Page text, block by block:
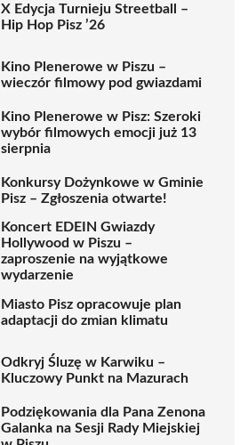
X Edycja Turnieju Streetball –
Hip Hop Pisz ’26
Kino Plenerowe w Piszu –
wieczór filmowy pod gwiazdami
Kino Plenerowe w Pisz: Szeroki
wybór filmowych emocji już 13
sierpnia
Konkursy Dożynkowe w Gminie
Pisz – Zgłoszenia otwarte!
Koncert EDEIN Gwiazdy
Hollywood w Piszu –
zaproszenie na wyjątkowe
wydarzenie
Miasto Pisz opracowuje plan
adaptacji do zmian klimatu
Odkryj Śluzę w Karwiku –
Kluczowy Punkt na Mazurach
Podziękowania dla Pana Zenona
Galanka na Sesji Rady Miejskiej